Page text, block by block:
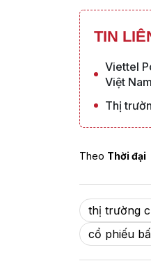
TIN
Viettel
Việt Nam
Thị
Theo Thời đại
thị trường
cổ phiếu